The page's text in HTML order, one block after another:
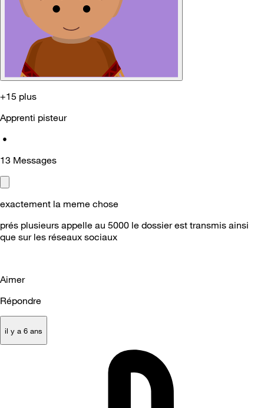
+15 plus
Apprenti pisteur
•
13 Messages
exactement la meme chose
prés plusieurs appelle au 5000 le dossier est transmis ainsi
que sur les réseaux sociaux
Aimer
Répondre
il y a 6 ans